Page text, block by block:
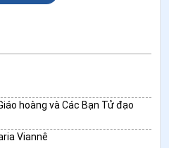
hoàng và Các Bạn Tử đạo
Viannê